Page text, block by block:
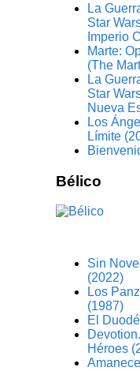
La
Star
Imperio
Marte:
(The
La
Star
Nueva
Los
Límite
Bélico
Sin
(2022)
Los
(1987)
El
Héroes